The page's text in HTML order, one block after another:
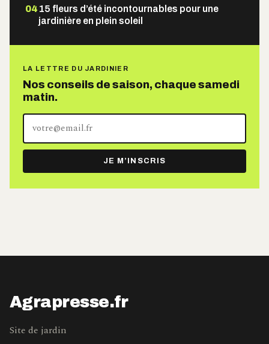
04 15 fleurs d’été incontournables pour une
jardinière en plein soleil
LA LETTRE DU JARDINIER
Nos conseils de saison, chaque samedi
matin.
Votre
adresse
e-
mail
JE M’INSCRIS
Agrapresse.fr
Site de jardin